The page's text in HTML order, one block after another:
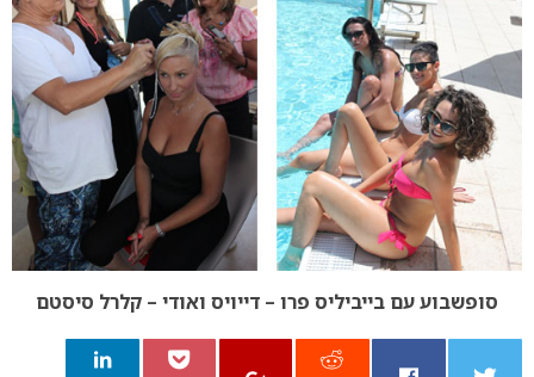
סופשבוע עם בייביליס פרו – דייויס ואודי – קלרל סיסטם